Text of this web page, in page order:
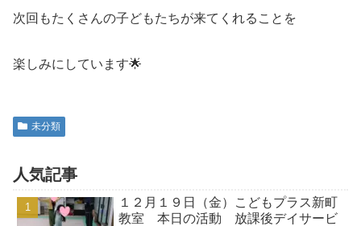
次回もたくさんの子どもたちが来てくれることを
楽しみにしています🌟
未分類
人気記事
１２月１９日（金）こどもプラス新町
教室 本日の活動 放課後デイサービ